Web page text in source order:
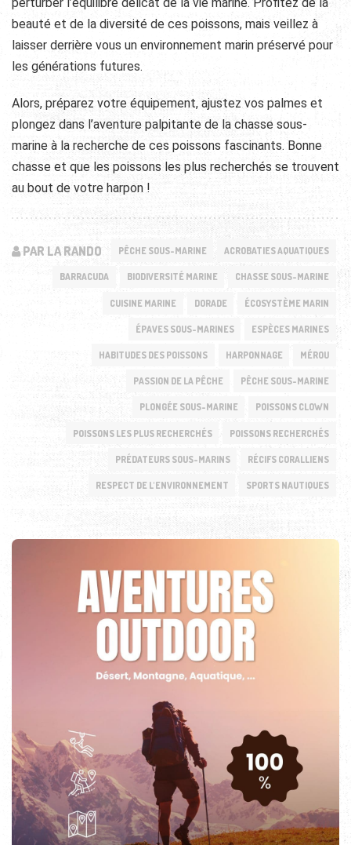
beauté et de la diversité de ces poissons, mais veillez à
laisser derrière vous un environnement marin préservé pour
les générations futures.
Alors, préparez votre équipement, ajustez vos palmes et
plongez dans l’aventure palpitante de la chasse sous-
marine à la recherche de ces poissons fascinants. Bonne
chasse et que les poissons les plus recherchés se trouvent
au bout de votre harpon !
PAR LA RANDO PÊCHE SOUS-MARINE ACROBATIES AQUATIQUES
BARRACUDA BIODIVERSITÉ MARINE CHASSE SOUS-MARINE
CUISINE MARINE DORADE ÉCOSYSTÈME MARIN
ÉPAVES SOUS-MARINES ESPÈCES MARINES
HABITUDES DES POISSONS HARPONNAGE MÉROU
PASSION DE LA PÊCHE PÊCHE SOUS-MARINE
PLONGÉE SOUS-MARINE POISSONS CLOWN
POISSONS LES PLUS RECHERCHÉS POISSONS RECHERCHÉS
PRÉDATEURS SOUS-MARINS RÉCIFS CORALLIENS
RESPECT DE L'ENVIRONNEMENT SPORTS NAUTIQUES